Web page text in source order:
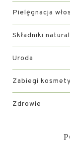
Pielęgnacja
Składniki
Uroda
Zabiegi
Zdrowie